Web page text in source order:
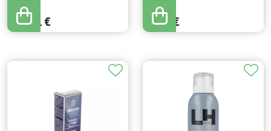
14,95
12,71€
3,90€
3,51 €